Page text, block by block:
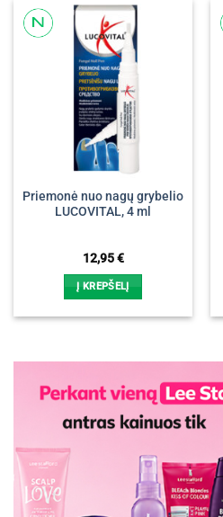
Priemonė nuo nagų grybelio
LUCOVITAL, 4 ml
12,95€
Į KREPŠELĮ